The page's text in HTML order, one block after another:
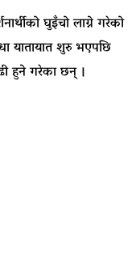
घुइँचो लाग्ने गरेको
यातायात शुरु भएपछि
हुने गरेका छन् ।